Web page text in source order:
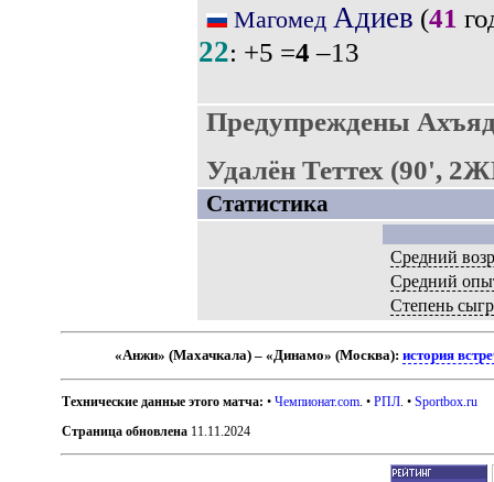
Магомед Адиев (41
22: +5 =4 –13
Предупреждены
Удалён Теттех (90',
Статистика
Средний
Средний
Степень
«Анжи» (Махачкала) – «Динамо» (Москва):история
Технические данные этого матча: •Чемпионат.com . •РПЛ . •Sportbox.ru
Страница обновлена 11.11.2024